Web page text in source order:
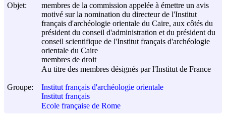
Objet:
membres de la commission appelée à émettre un avis
motivé sur la nomination du directeur de l'Institut
français d'archéologie orientale du Caire, aux côtés du
président du conseil d'administration et du président du
conseil scientifique de l'Institut français d'archéologie
orientale du Caire
membres de droit
Au titre des membres désignés par l'Institut de France
Groupe:
Institut français d'archéologie orientale
Institut français
Ecole française de Rome